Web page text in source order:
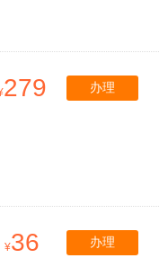
279 办理
36 办理